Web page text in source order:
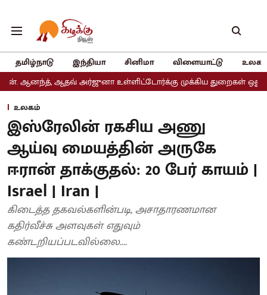
தமிழ்நாடு இந்தியா சினிமா விளையாட்டு
அர்ஜுனா உள்ளிட்டோர்க்கு முக்கிய துறைகள் ஒதுக்கீடு
உலகம்
இஸ்ரேலின் ரகசிய அணு
ஆய்வு மையத்தின் அருகே
ஈரான் தாக்குதல்: 20 பேர் காயம் |
Israel | Iran |
கிடைத்த தகவல்களின்படி, அசாதாரணமான
கதிர்வீச்சு அளவுகள் எதுவும்
கண்டறியப்படவில்லை....